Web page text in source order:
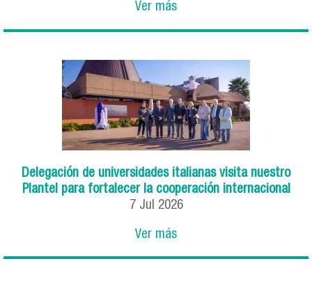
Ver más
Delegación de universidades italianas visita nuestro
Plantel para fortalecer la cooperación internacional
7 Jul 2026
Ver más